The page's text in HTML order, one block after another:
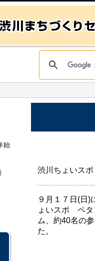
始
渋川ちょいス
９月１７日(日)
ょいスポ ペタ
ム、約40名の
た。